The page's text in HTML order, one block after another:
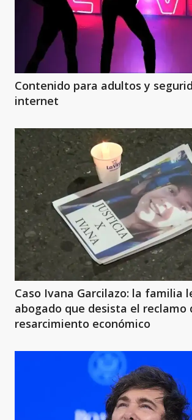
Contenido para adultos y
internet
Caso Ivana Garcilazo: la familia
abogado que desista el reclamo
resarcimiento económico